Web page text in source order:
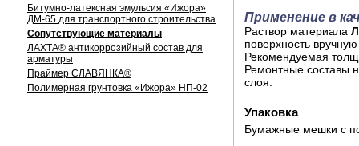
Битумно-латексная эмульсия «Ижора»
ДМ-65 для транспортного строительства
Сопутствующие материалы
ЛАХТА® антикоррозийный состав для
арматуры
Праймер СЛАВЯНКА®
Полимерная грунтовка «Ижора» НП-02
Применение в
Раствор материала
поверхность
Рекомендуемая
Ремонтные составы
слоя.
Упаковка
Бумажные мешки с